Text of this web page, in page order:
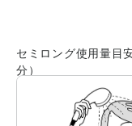
セミロング使用量目
分）